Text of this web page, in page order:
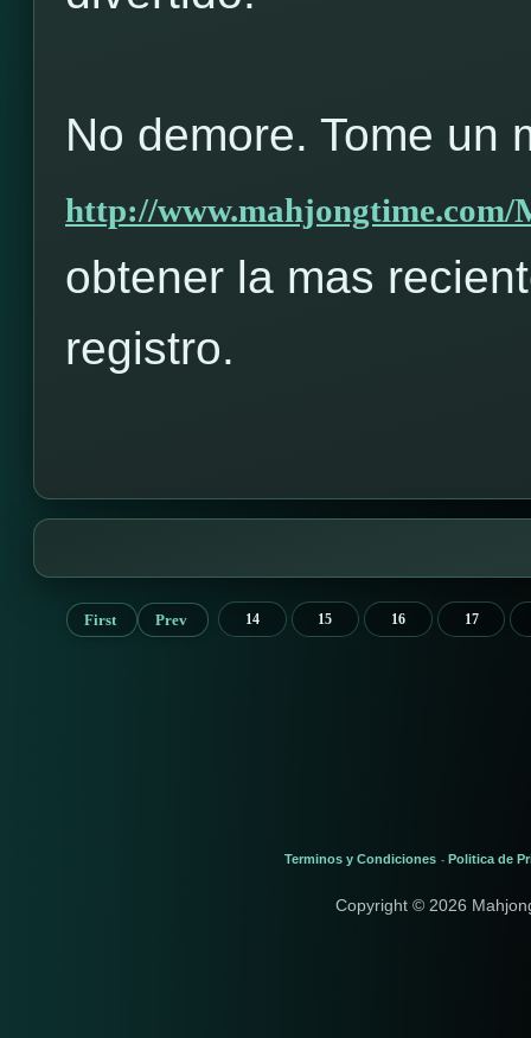
No demore. Tome un
http://
obtener la mas
registro.
First Prev 14 15 16 17
Terminos y Condiciones - Politica de
Copyright © 2026